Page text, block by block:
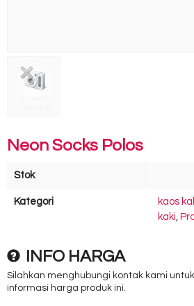
Neon Socks Polos
Stok
Kategori kaos
kaki,
INFO HARGA
Silahkan menghubungi kontak kami
informasi harga produk ini.